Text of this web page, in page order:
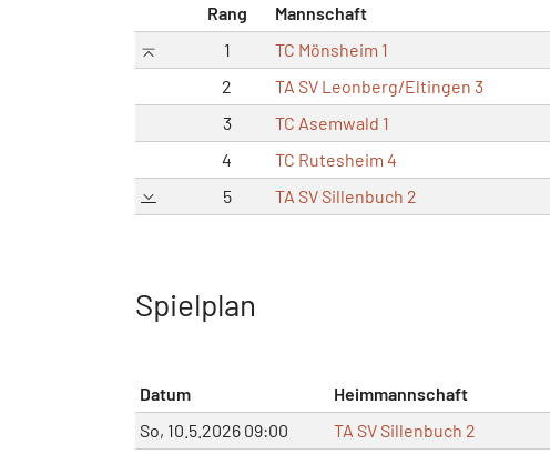
Rang Mannschaft
1
TC Mönsheim 1
2
TA SV Leonberg/Eltingen 3
3
TC Asemwald 1
4
TC Rutesheim 4
5
TA SV Sillenbuch 2
Spielplan
Datum Heimmannschaft
So, 10.5.2026 09:00
TA SV Sillenbuch 2